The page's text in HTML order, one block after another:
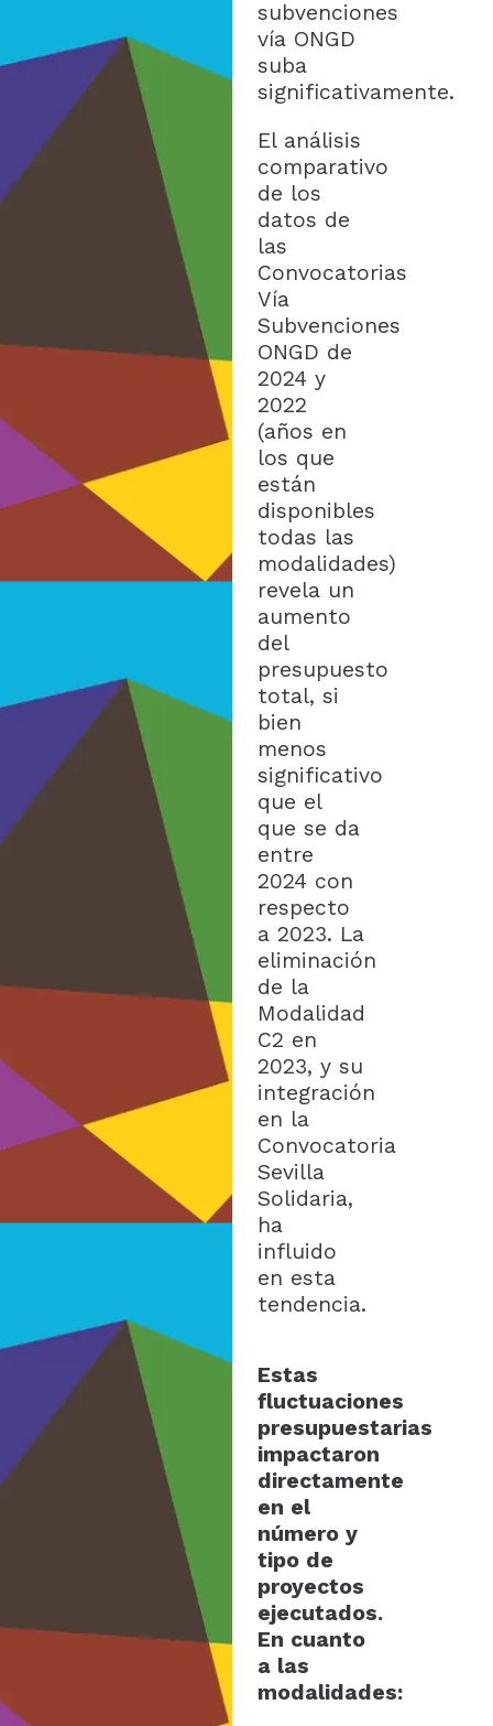
subvenciones
vía ONGD
suba
significativamente.
El análisis
comparativo
de los
datos de
las
Convocatorias
Vía
Subvenciones
ONGD de
2024 y
2022
(años en
los que
están
disponibles
todas las
modalidades)
revela un
aumento
del
presupuesto
total, si
bien
menos
significativo
que el
que se da
entre
2024 con
respecto
a 2023. La
eliminación
de la
Modalidad
C2 en
2023, y su
integración
en la
Convocatoria
Sevilla
Solidaria,
ha
influido
en esta
tendencia.
Estas
fluctuaciones
presupuestarias
impactaron
directamente
en el
número y
tipo de
proyectos
ejecutados.
En cuanto
a las
modalidades: